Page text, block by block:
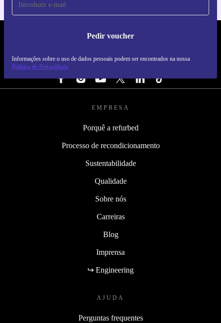
Pedir voucher
Informações sobre o uso de dados pessoais podem ser encontrados na nossa
Política de Privacidade
REFURBED PORTUGAL - RETHINK NEW.
SEGUE-NOS
EMPRESA
Porquê a refurbed
Processo de recondicionamento
Sustentabilidade
Qualidade
Sobre nós
Carreiras
Blog
Imprensa
↪ Engineering
AJUDA
Perguntas frequentes